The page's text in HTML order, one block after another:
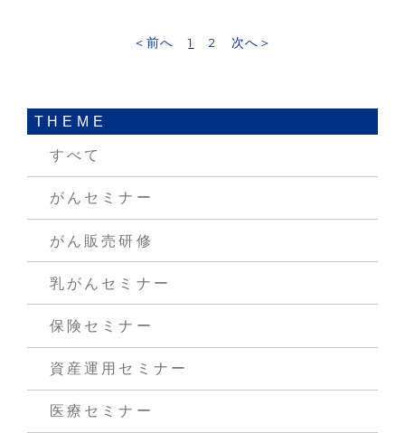
＜前へ 1 2 次へ＞
THEME
すべて
がんセミナー
がん販売研修
乳がんセミナー
保険セミナー
資産運用セミナー
医療セミナー